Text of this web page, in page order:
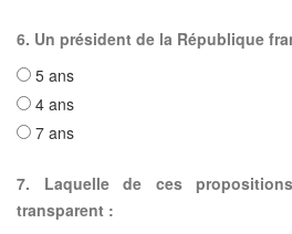
6. Un président de la République
5 ans
4 ans
7 ans
7. Laquelle de ces
transparent :